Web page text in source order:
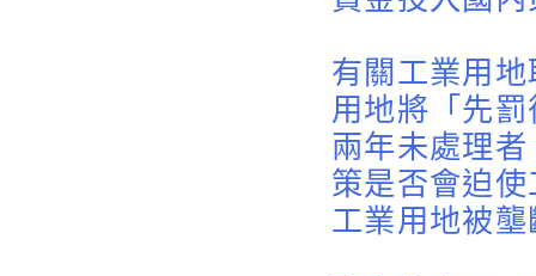
有關工業用
用地將「先
兩年未處理
策是否會迫
工業用地被